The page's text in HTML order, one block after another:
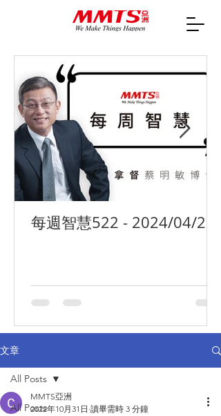
每週智慧522 - 2024/04/29
文章
All Posts
All Posts
MMTS亞洲
2022年10月31日 讀畢需時 3 分鐘